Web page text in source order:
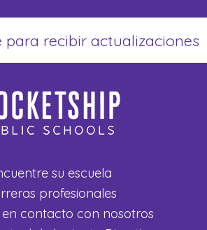
su escuela
profesionales
en contacto con nosotros